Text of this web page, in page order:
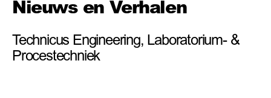
Nieuws en Verhalen
Technicus Engineering, Laboratorium- &
Procestechniek